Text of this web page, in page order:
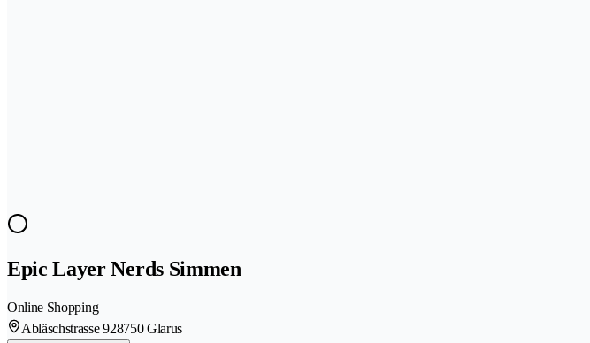
Epic Layer Nerds Simmen
Online Shopping
Abläschstrasse 928750 Glarus